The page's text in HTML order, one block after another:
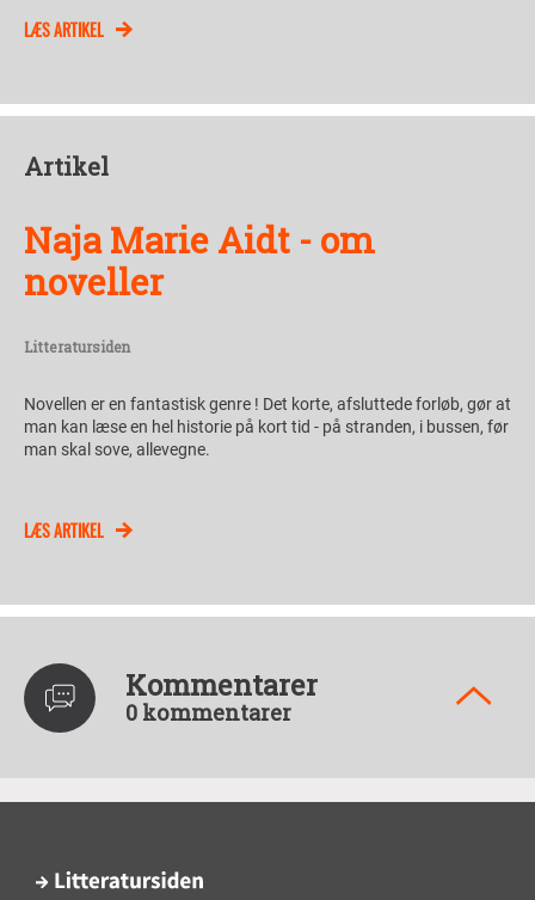
LÆS ARTIKEL
Artikel
Naja Marie Aidt - om
noveller
Litteratursiden
Novellen er en fantastisk genre ! Det korte, afsluttede forløb, gør at
man kan læse en hel historie på kort tid - på stranden, i bussen, før
man skal sove, allevegne.
LÆS ARTIKEL
Kommentarer
0 kommentarer